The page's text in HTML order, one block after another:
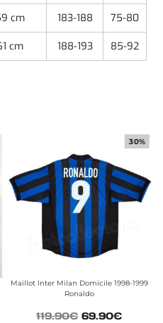
cm 183-188 75-80
cm 188-193 85-92
30%
Maillot Inter Milan Domicile 1998-1999
Ronaldo
119.90€ 69.90€